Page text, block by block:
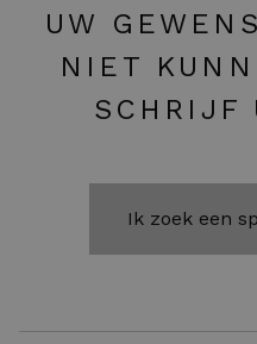
UW
NIET
SCHRIJF
Ik zoek een